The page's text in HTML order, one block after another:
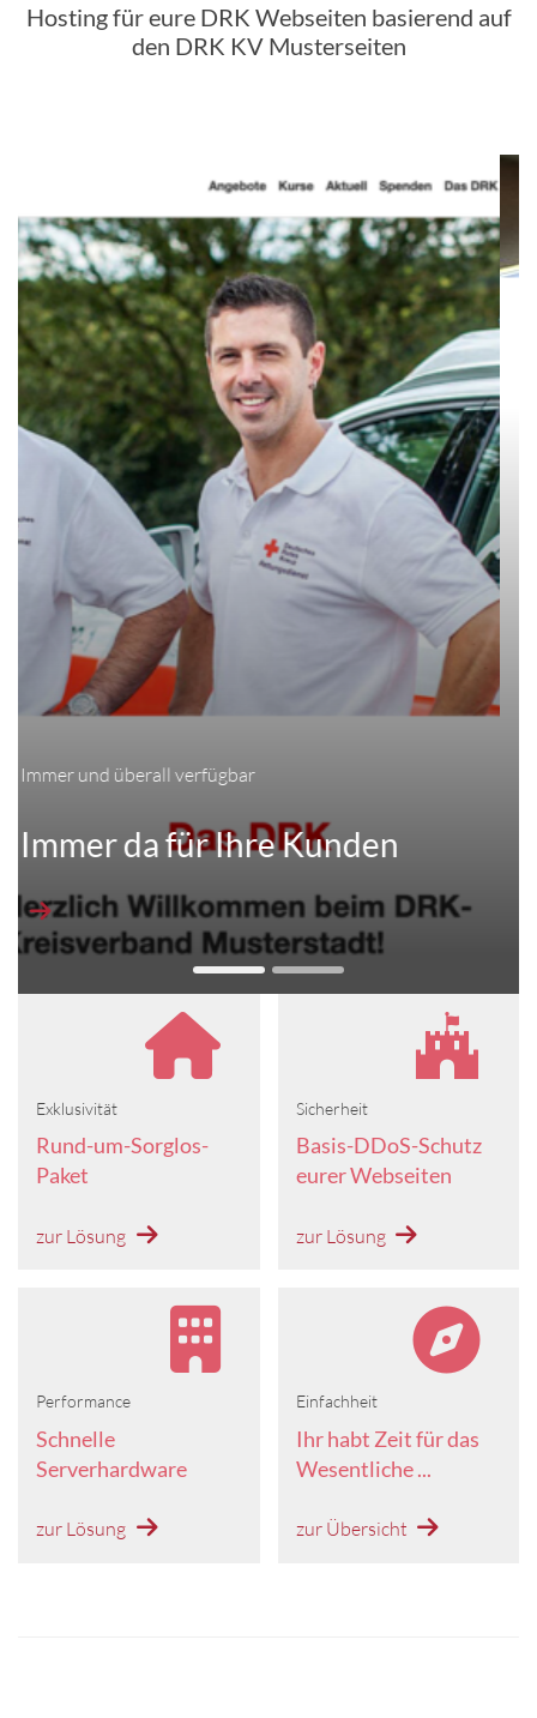
Hosting für eure DRK Webseiten basierend auf
den DRK KV Musterseiten
Mobile First
Auf allen Geräten verfügbar
Exklusivität
Rund-um-Sorglos-
Paket
zur Lösung
Sicherheit
Basis-DDoS-Schutz
eurer Webseiten
zur Lösung
Performance
Schnelle
Serverhardware
zur Lösung
Einfachheit
Ihr habt Zeit für das
Wesentliche ...
zur Übersicht